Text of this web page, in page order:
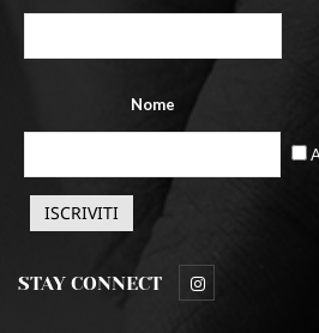
Nome
STAY CONNECT